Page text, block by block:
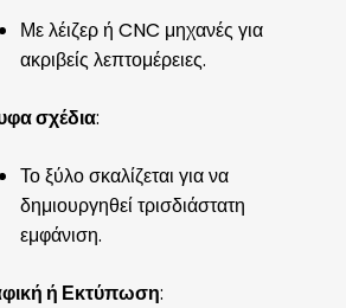
Με λέιζερ ή CNC μηχανές για
ακριβείς λεπτομέρειες.
σχέδια:
Το ξύλο σκαλίζεται για να
δημιουργηθεί τρισδιάστατη
εμφάνιση.
ή Εκτύπωση: